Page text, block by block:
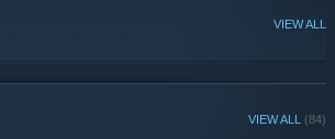
VIEW ALL
VIEW ALL (84)